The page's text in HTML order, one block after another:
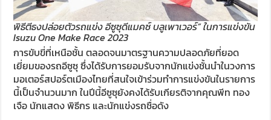
พิธีตีธงปล่อยตัวรถแข่ง อีซูซุดีแมคซ์ บลูเพาเวอร์” ในการแข่งขัน
Isuzu One Make Race 2023
การขับขี่ที่เหนือชั้น ตลอดจนมาตรฐานความปลอดภัยที่ยอด
เยี่ยมของรถอีซูซุ ซึ่งได้รับการยอมรับจากนักแข่งชั้นนำในวงการ
มอเตอร์สปอร์ตเมืองไทยที่สนใจเข้าร่วมทำการแข่งขันในรายการ
นี้เป็นจำนวนมาก ในปีนี้อีซูซุยังคงได้รับเกียรติจากคุณพีท ทอง
เจือ นักแสดง พิธีกร และนักแข่งรถชื่อดัง